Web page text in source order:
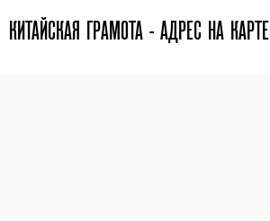
КИТАЙСКАЯ ГРАМОТА - АДРЕС НА КАРТЕ